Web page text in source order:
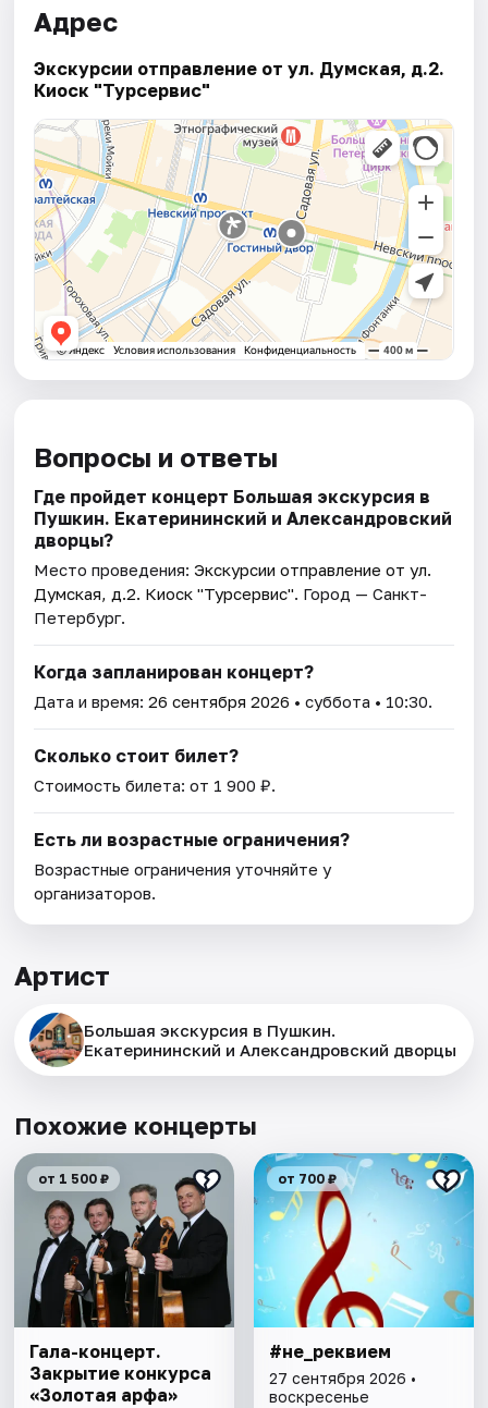
Адрес
Экскурсии отправление от ул. Думская, д.2.
Киоск "Турсервис"
Вопросы и ответы
Где пройдет концерт Большая экскурсия в
Пушкин. Екатерининский и Александровский
дворцы?
Место проведения:Экскурсии отправление от ул.
Думская, д.2. Киоск "Турсервис". Город — Санкт-
Петербург.
Когда запланирован концерт?
Дата и время:26 сентября 2026 • суббота • 10:30.
Сколько стоит билет?
Стоимость билета: от 1 900 ₽.
Есть ли возрастные ограничения?
Возрастные ограничения уточняйте у
организаторов.
Артист
Большая экскурсия в Пушкин.
Екатерининский и Александровский дворцы
Похожие концерты
от 1 500 ₽
Гала-концерт.
Закрытие конкурса
«Золотая арфа»
от 700 ₽
#не_реквием
27 сентября 2026 •
воскресенье